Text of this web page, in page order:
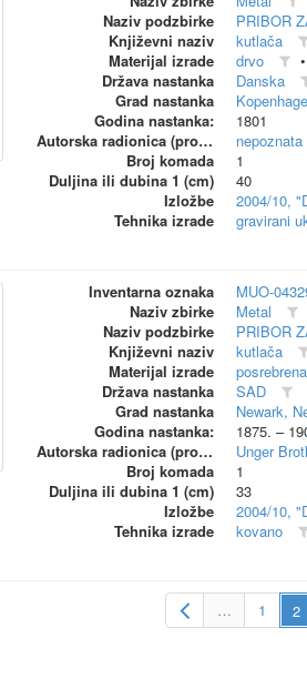
Naziv podzbirke
PRIBOR
Književni naziv
kutlača
Materijal izrade
drvo
Država nastanka
Danska
Grad nastanka
Godina nastanka:
1801
Autorska radionica (proizvođač)
nepoznata
Broj komada
1
Duljina ili dubina 1 (cm)
40
Izložbe
2004/10,
Tehnika izrade
gravirani
Inventarna oznaka
MUO-
Naziv zbirke
Metal
Naziv podzbirke
PRIBOR
Književni naziv
kutlača
Materijal izrade
Država nastanka
SAD
Grad nastanka
Newark,
Godina nastanka:
1875. –
Autorska radionica (proizvođač)
Unger
Broj komada
1
Duljina ili dubina 1 (cm)
33
Izložbe
2004/10,
Tehnika izrade
kovano
… 1